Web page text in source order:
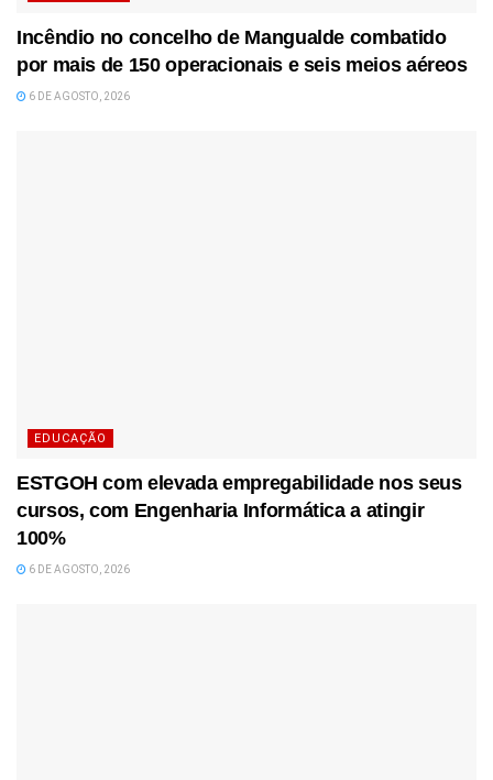
Incêndio no concelho de Mangualde combatido
por mais de 150 operacionais e seis meios aéreos
6 DE AGOSTO, 2026
EDUCAÇÃO
ESTGOH com elevada empregabilidade nos seus
cursos, com Engenharia Informática a atingir
100%
6 DE AGOSTO, 2026